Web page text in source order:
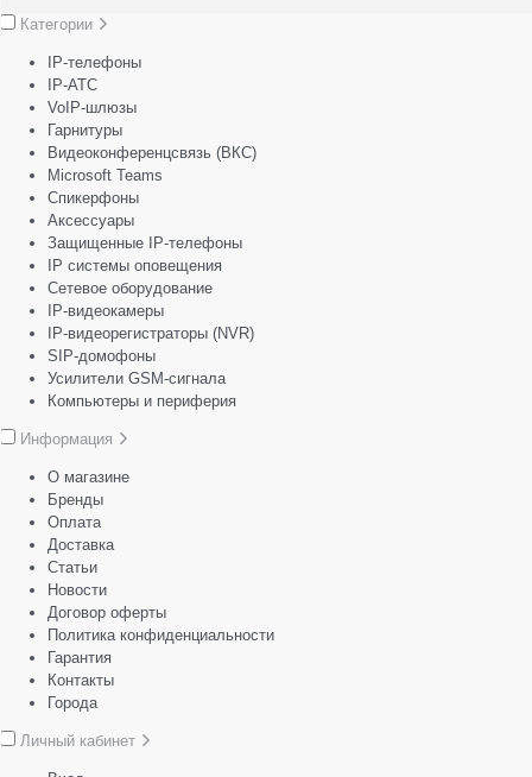
Категории
IP-телефоны
IP-АТС
VoIP-шлюзы
Гарнитуры
Видеоконференцсвязь (ВКС)
Microsoft Teams
Спикерфоны
Аксессуары
Защищенные IP-телефоны
IP системы оповещения
Сетевое оборудование
IP-видеокамеры
IP-видеорегистраторы (NVR)
SIP-домофоны
Усилители GSM-сигнала
Компьютеры и периферия
Информация
О магазине
Бренды
Оплата
Доставка
Статьи
Новости
Договор оферты
Политика конфиденциальности
Гарантия
Контакты
Города
Личный кабинет